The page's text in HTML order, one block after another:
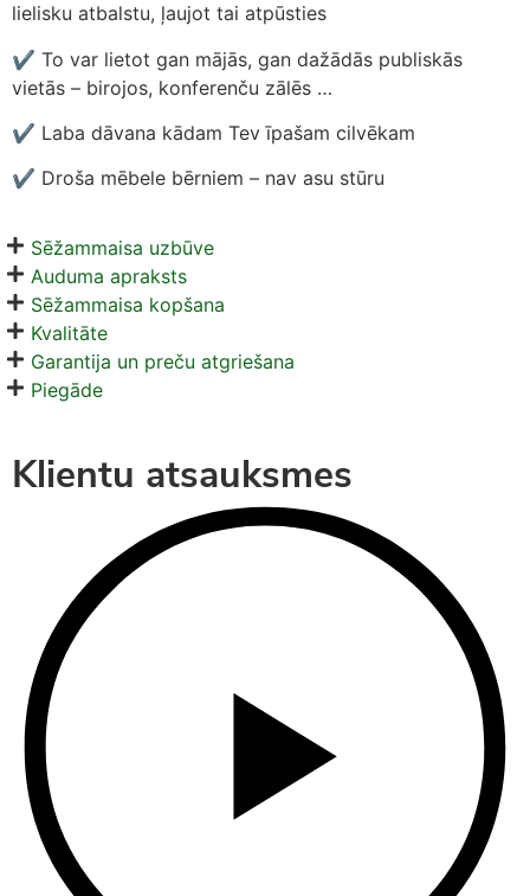
lielisku atbalstu, ļaujot tai atpūsties
✔ To var lietot gan mājās, gan dažādās publiskās
vietās – birojos, konferenču zālēs …
✔ Laba dāvana kādam Tev īpašam cilvēkam
✔ Droša mēbele bērniem – nav asu stūru
Sēžammaisa uzbūve
Auduma apraksts
Sēžammaisa kopšana
Kvalitāte
Garantija un preču atgriešana
Piegāde
Klientu atsauksmes